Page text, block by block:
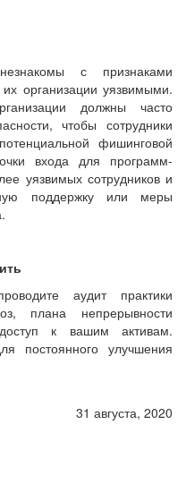
с признаками
организации уязвимыми.
должны часто
чтобы сотрудники
фишинговой
входа для программ-
уязвимых сотрудников и
поддержку или меры
аудит практики
плана непрерывности
к вашим активам.
постоянного улучшения
31 августа, 2020